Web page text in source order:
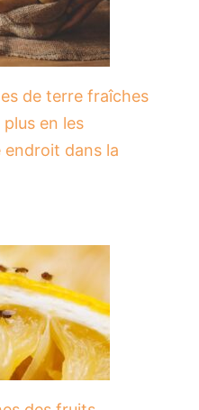
de terre fraîches
en les
endroit dans la